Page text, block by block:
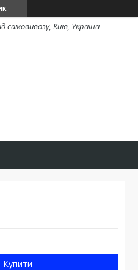
самовивозу, Київ, Україна
Купити